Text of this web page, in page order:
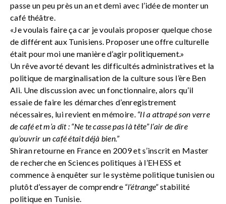
passe un peu près un an et demi avec l’idée de monter un
café théâtre.
«Je voulais faire ça car je voulais proposer quelque chose
de différent aux Tunisiens. Proposer une offre culturelle
était pour moi une manière d’agir politiquement.»
Un rêve avorté devant les difficultés administratives et la
politique de marginalisation de la culture sous l’ère Ben
Ali. Une discussion avec un fonctionnaire, alors qu’il
essaie de faire les démarches d’enregistrement
nécessaires, lui revient en mémoire. “Il a attrapé son verre
de café et m’a dit : “Ne te casse pas là tête” l’air de dire
qu’ouvrir un café était déjà bien.”
Shiran retourne en France en 2009 et s’inscrit en Master
de recherche en Sciences politiques à l’EHESS et
commence à enquêter sur le système politique tunisien ou
plutôt d’essayer de comprendre “l’étrange”stabilité
politique en Tunisie.